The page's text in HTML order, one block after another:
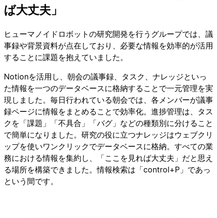
ば大丈夫」
ヒューマノイドロボットの研究開発を行うグループでは、議
事録や背景資料が点在しており、必要な情報を効率的が活用
することに課題を抱えていました。
Notionを活用し、朝会の議事録、タスク、ナレッジといっ
た情報を一つのデータベースに格納することで一元管理を実
現しました。毎日行われている朝会では、各メンバーが議事
録ページに情報をまとめることで効率化。進捗管理は、タス
クを「課題」「不具合」「バグ」などの種類別に分けること
で簡単になりました。研究の役に立つナレッジはウェブクリ
ップを使いワンクリックでデータベースに格納。すべての業
務における情報を集約し、「ここを見れば大丈夫」だと思え
る場所を構築できました。情報検索は「control+P」であっ
という間です。